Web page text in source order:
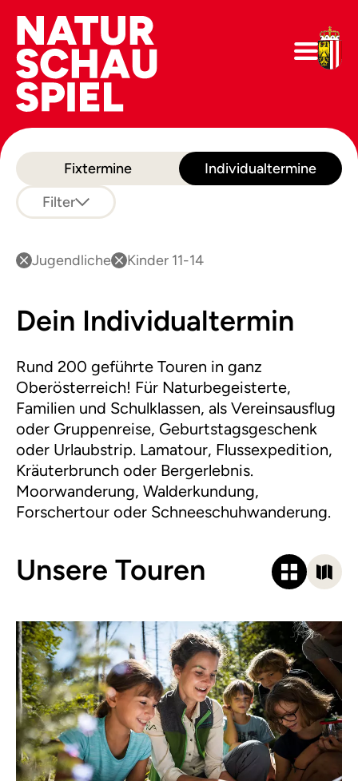
Fixtermine
Individualtermine
Filter
Jugendliche Kinder 11-14
Dein Individualtermin
Rund 200 geführte Touren in ganz
Oberösterreich! Für Naturbegeisterte,
Familien und Schulklassen, als Vereinsausflug
oder Gruppenreise, Geburtstagsgeschenk
oder Urlaubstrip. Lamatour, Flussexpedition,
Kräuterbrunch oder Bergerlebnis.
Moorwanderung, Walderkundung,
Forschertour oder Schneeschuhwanderung.
Unsere Touren